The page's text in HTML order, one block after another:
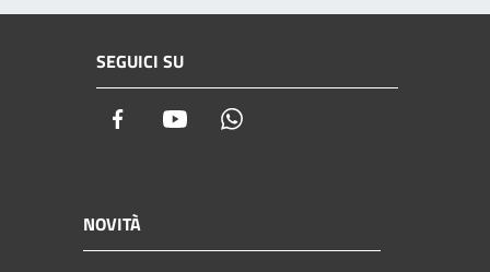
SEGUICI SU
Facebook Youtube
NOVITÀ